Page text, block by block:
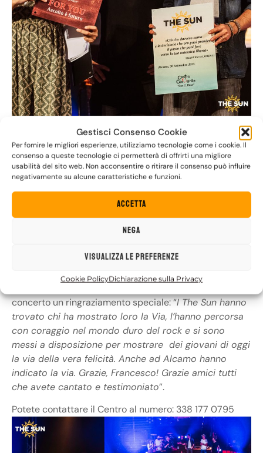
Gestisci Consenso Cookie
Per fornire le migliori esperienze, utilizziamo tecnologie come i cookie. Il
consenso a queste tecnologie ci permetterà di offrirti una migliore
usabilità del sito web. Non acconsentire o ritirare il consenso può influire
negativamente su alcune caratteristiche e funzioni.
Accetta
Nega
Visualizza le preferenze
Cookie PolicyDichiarazione sulla Privacy
Lo stesso Vescovo di Trapani,
Monsignor Pietro Maria
concerto un ringraziamento speciale: “I The Sun hanno
trovato chi ha mostrato loro la Via, l’hanno percorsa
con coraggio nel mondo duro del rock e si sono
messi a disposizione per mostrare dei giovani di oggi
la via della vera felicità. Anche ad Alcamo hanno
indicato la via. Grazie, Francesco! Grazie amici tutti
che avete cantato e testimoniato”.
Potete contattare il Centro al numero: 338 177 0795